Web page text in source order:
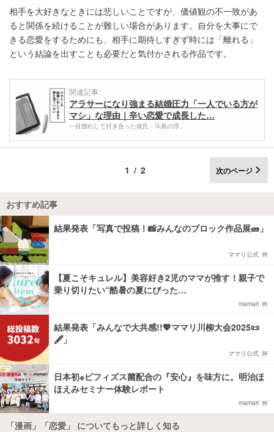
相手を大好きなときには悲しいことですが、価値観の不一致があ
ると関係を続けることが難しい場合があります。自分を大事にで
きる恋愛をするためにも、相手に期待しすぎず時には「離れる」
という結論を出すことも必要だと気付かされる作品です。
関連記事:
アラサーになり強まる結婚圧力「一人でいる方が
マシ」な理由｜辛い恋愛で成長した…
一目惚れして付き合った彼氏・斗真の浮…
1/2 次のページ
おすすめ記事
結果発表「写真で投稿！📸みんなのブロック作品展🧱」
ママリ公式
【夏こそキュレル】美容好き2児のママが推す！親子で
乗り切りたい“酷暑の夏にぴった…
mamari
結果発表「みんなで大共感!!💖ママリ川柳大会2025📜
🖋️」
ママリ公式
日本初※ビフィズス菌配合の『安心』を味方に。明治ほ
ほえみセミナー体験レポート
mamari
「漫画」「恋愛」 についてもっと詳しく知る